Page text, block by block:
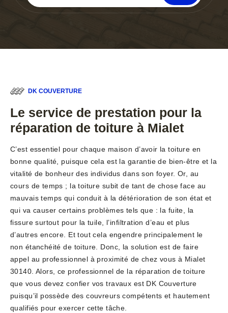
DK COUVERTURE
Le service de prestation pour la
réparation de toiture à Mialet
C’est essentiel pour chaque maison d’avoir la toiture en
bonne qualité, puisque cela est la garantie de bien-être et la
vitalité de bonheur des individus dans son foyer. Or, au
cours de temps ; la toiture subit de tant de chose face au
mauvais temps qui conduit à la détérioration de son état et
qui va causer certains problèmes tels que : la fuite, la
fissure surtout pour la tuile, l’infiltration d’eau et plus
d’autres encore. Et tout cela engendre principalement le
non étanchéité de toiture. Donc, la solution est de faire
appel au professionnel à proximité de chez vous à Mialet
30140. Alors, ce professionnel de la réparation de toiture
que vous devez confier vos travaux est DK Couverture
puisqu’il possède des couvreurs compétents et hautement
qualifiés pour exercer cette tâche.